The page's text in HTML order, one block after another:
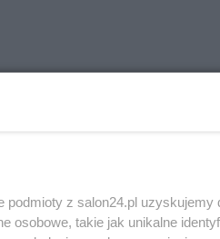
czas na wykonywanie prac
wymagające kwalifikacji
praca z zakresu
różnił się ze względu
opieki osobistej oraz
podmioty z salon24.pl uzyskujemy
osobowe, takie jak unikalne